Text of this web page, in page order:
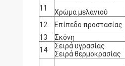
11
Χρώμα μελανιού
12
Επίπεδο προστασίας
13
Σκόνη
14
Σειρά υγρασίας
Σειρά θερμοκρασίας